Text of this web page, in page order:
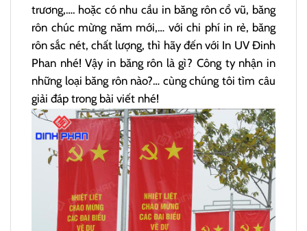
trương,…. hoặc có nhu cầu in băng rôn cổ vũ, băng
rôn chúc mừng năm mới,… với chi phí in rẻ, băng
rôn sắc nét, chất lượng, thì hãy đến với In UV Đinh
Phan nhé! Vậy in băng rôn là gì? Công ty nhận in
những loại băng rôn nào?… cùng chúng tôi tìm câu
giải đáp trong bài viết nhé!